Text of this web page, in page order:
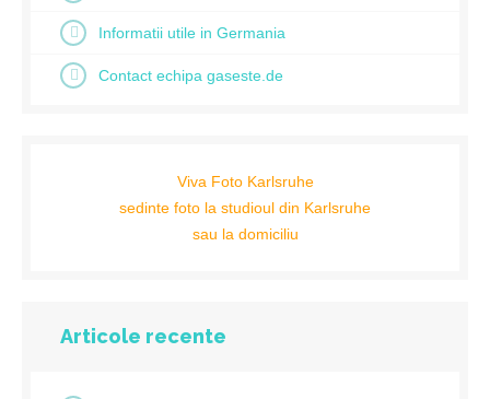
Informatii utile in Germania
Contact echipa gaseste.de
Viva Foto Karlsruhe
sedinte foto la studioul din Karlsruhe
sau la domiciliu
Articole recente